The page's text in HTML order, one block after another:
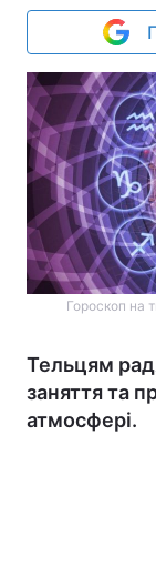
Гороскоп на
Тельцям
заняття та
атмосфері.